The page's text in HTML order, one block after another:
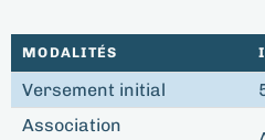
MODALITÉS
Versement initial
Association